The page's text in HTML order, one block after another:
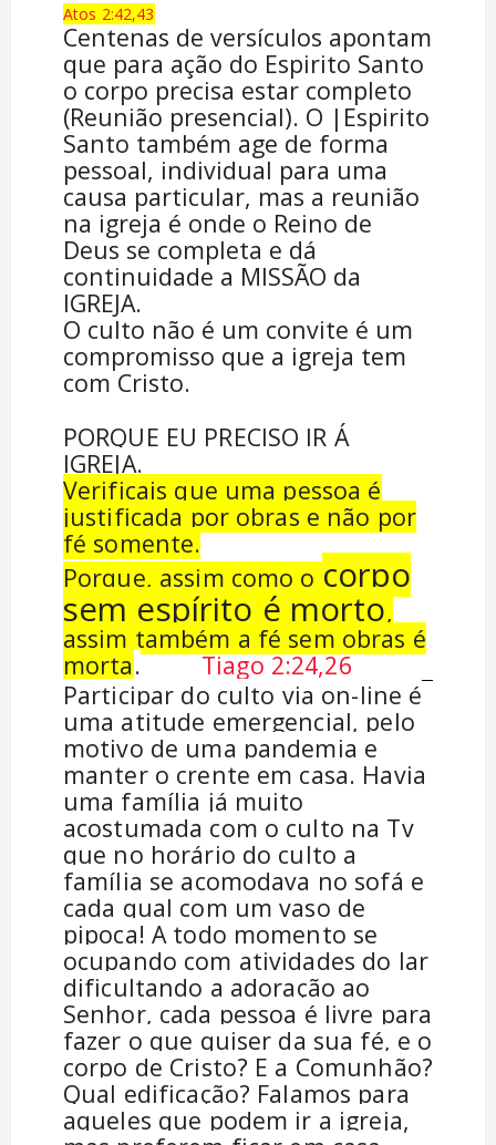
Atos 2:42,43
Centenas de versículos apontam
que para ação do Espirito Santo
o corpo precisa estar completo
(Reunião presencial). O |Espirito
Santo também age de forma
pessoal, individual para uma
causa particular, mas a reunião
na igreja é onde o Reino de
Deus se completa e dá
continuidade a MISSÃO da
IGREJA.
O culto não é um convite é um
compromisso que a igreja tem
com Cristo.
PORQUE EU PRECISO IR Á
IGREJA.
Verificais que uma pessoa é
justificada por obras e não por
fé somente.
Porque, assim como o corpo
sem espírito é morto,
assim também a fé sem obras é
morta.
Tiago 2:24,26
Participar do culto via on-line é
uma atitude emergencial, pelo
motivo de uma pandemia e
manter o crente em casa. Havia
uma família já muito
acostumada com o culto na Tv
que no horário do culto a
família se acomodava no sofá e
cada qual com um vaso de
pipoca! A todo momento se
ocupando com atividades do lar
dificultando a adoração ao
Senhor, cada pessoa é livre para
fazer o que quiser da sua fé, e o
corpo de Cristo? E a Comunhão?
Qual edificação? Falamos para
aqueles que podem ir a igreja,